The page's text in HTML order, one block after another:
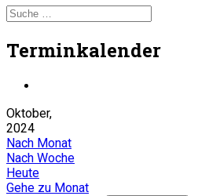
Terminkalender
Oktober,
2024
Nach Monat
Nach Woche
Heute
Gehe zu Monat